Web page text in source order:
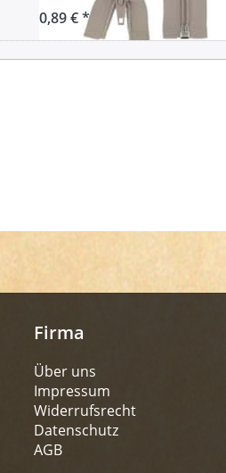
0,89 € *
Firma
Über uns
Impressum
Widerrufsrecht
Datenschutz
AGB